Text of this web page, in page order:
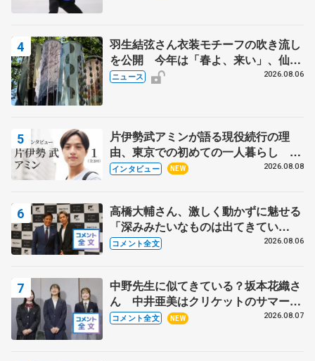
羽生結弦さん衣装モチーフの吹き流し
を公開 今年は「春よ、来い」、仙台
の瑞鳳殿
ニュース 2026.08.06
片伊勢武アミンが語る現役続行の理
由、東京での初めての一人暮らし 注
目スケーターの「今」に迫る
インタビュー NEW 2026.08.08
高橋大輔さん、激しく動かずに魅せる
「深みみたいなものは出てきてい
る？」 〝兄さん〟と慕うレジェンド
コメント全文 2026.08.06
中野先生に似てきている？坂本花織さ
ん 中井亜美はクリケットのサマーキ
ャンプに 島田麻央はたくさん試合に
コメント全文 NEW 2026.08.07